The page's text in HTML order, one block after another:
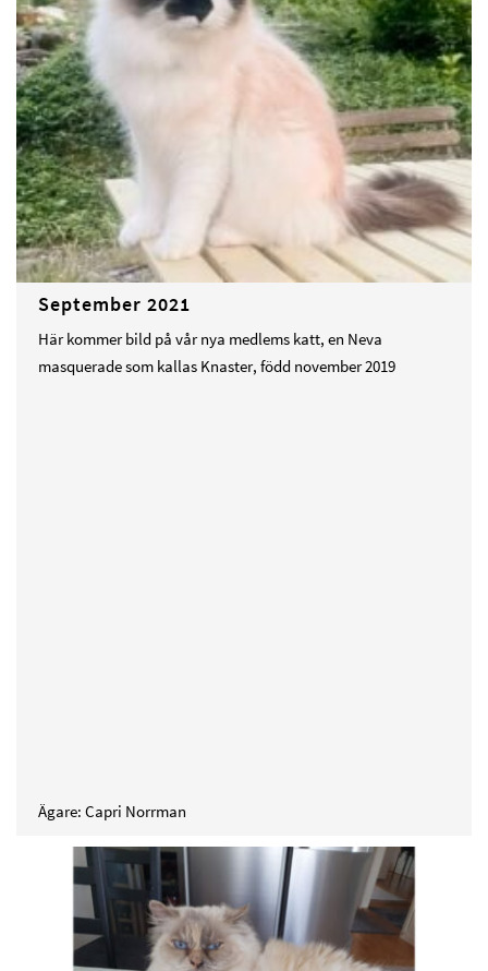
September 2021
Här kommer bild på vår nya medlems katt, en Neva
masquerade som kallas Knaster, född november 2019
Ägare: Capri Norrman